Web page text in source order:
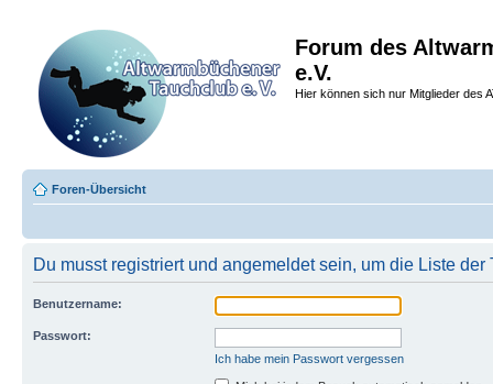
Forum des
e.V.
Hier können sich nur Mitglieder des
Foren-Übersicht
Du musst registriert und angemeldet sein, um die Liste
Benutzername:
Passwort:
Ich habe mein Passwort vergessen